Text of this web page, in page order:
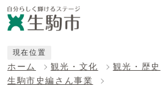
現在位置
ホーム 観光・文化 観光・歴史
生駒市史編さん事業